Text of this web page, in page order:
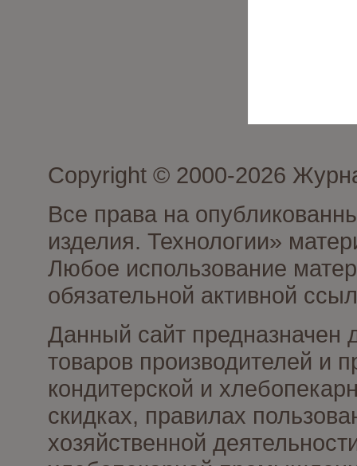
Copyright © 2000-2026
Все права на
изделия. Технологии»
Любое использование
обязательной активной
Данный сайт предназначен
товаров производителей и
кондитерской и
скидках, правилах
хозяйственной